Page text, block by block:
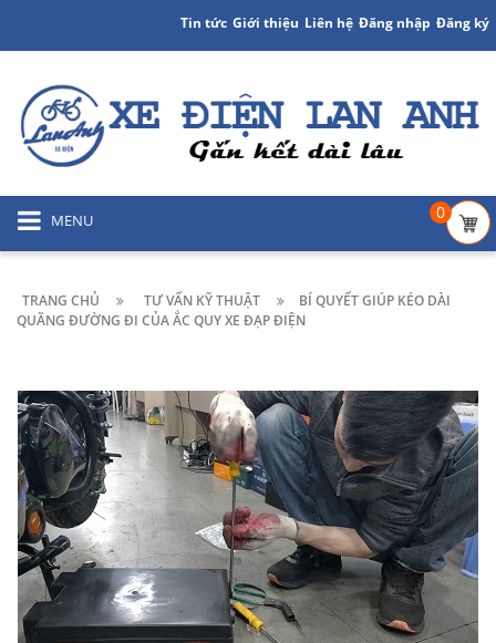
Tin tức Giới thiệu Liên hệ Đăng nhập Đăng ký
MENU 0
TRANG CHỦ TƯ VẤN KỸ THUẬT
BÍ QUYẾT GIÚP KÉO DÀI
QUÃNG ĐƯỜNG ĐI CỦA ẮC QUY XE ĐẠP ĐIỆN